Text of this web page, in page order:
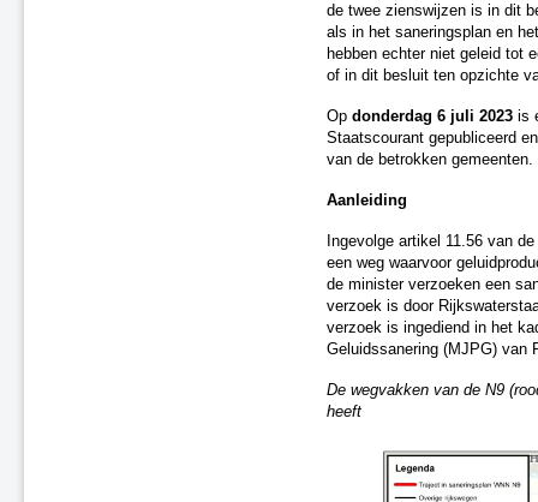
de twee zienswijzen is in dit
als in het saneringsplan en
hebben echter niet geleid tot
of in dit besluit ten opzichte
Op donderdag 6 juli 2023 is
Staatscourant gepubliceerd
van de betrokken gemeenten.
Aanleiding
Ingevolge artikel 11.56 van
een weg waarvoor
de minister verzoeken een
verzoek is door
verzoek is ingediend in het
Geluidssanering (MJPG) van
De wegvakken van de N9
heeft